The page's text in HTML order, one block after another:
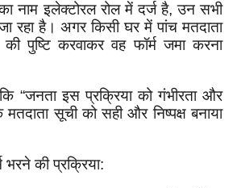
नाम इलेक्टोरल रोल में दर्ज है, उन सभी
रहा है। अगर किसी घर में पांच मतदाता
पुष्टि करवाकर वह फॉर्म जमा करना
“जनता इस प्रक्रिया को गंभीरता और
मतदाता सूची को सही और निष्पक्ष बनाया
भरने की प्रक्रिया: